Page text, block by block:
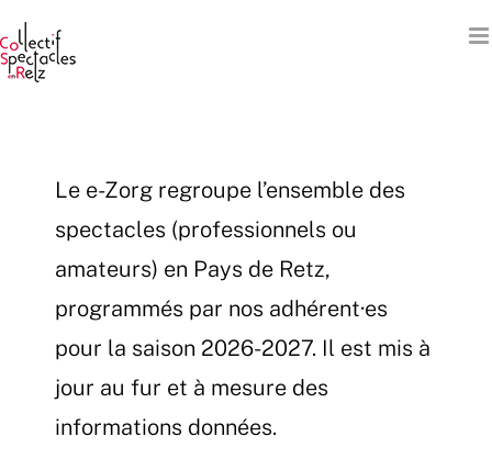
au
contenu
Le e-Zorg regroupe l’ensemble des
spectacles (professionnels ou
amateurs) en Pays de Retz,
programmés par nos adhérent·es
pour la saison 2026-2027. Il est mis à
jour au fur et à mesure des
informations données.